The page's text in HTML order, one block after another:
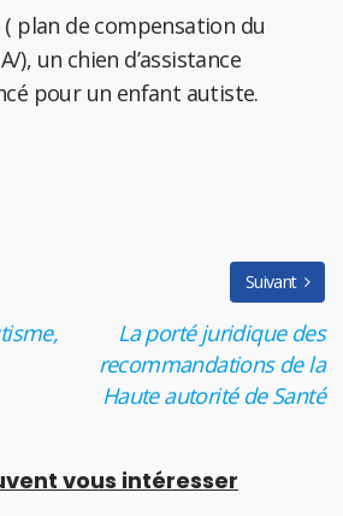
( plan de compensation du
), un chien d’assistance
pour un enfant autiste.
Suivant
La porté juridique des
recommandations de la
Haute autorité de Santé
vous intéresser